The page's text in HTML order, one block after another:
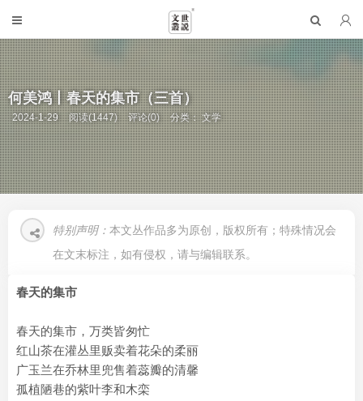
何美鸿丨春天的集市（三首）
2024-1-29 阅读(1447) 评论(0) 分类：文学
特别声明： 本文丛作品多为原创，版权所有；特殊情况会
在文末标注，如有侵权，请与编辑联系。
春天的集市
春天的集市，万类皆匆忙
红山茶在灌丛里贩卖着花朵的柔丽
广玉兰在乔林里兜售着蕊瓣的清馨
孤植陋巷的紫叶李和木栾